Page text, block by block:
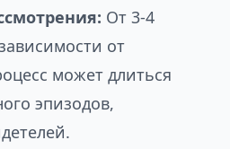
От 3-4
от
может длиться
эпизодов,